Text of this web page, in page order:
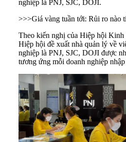
nghiệp là PNJ, SJC, DOJI.
>>>Giá vàng tuần tới: Rủi ro nào
Theo kiến nghị của Hiệp hội Kinh
Hiệp hội đề xuất nhà quản lý về
nghiệp là PNJ, SJC, DOJI được
tương ứng mỗi doanh nghiệp